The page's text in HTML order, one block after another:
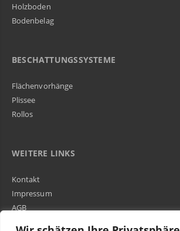
Holzboden
Bodenbelag
BESCHATTUNGSSYSTEME
Flächenvorhänge
Plissee
Rollos
WEITERE LINKS
Kontakt
Impressum
AGB